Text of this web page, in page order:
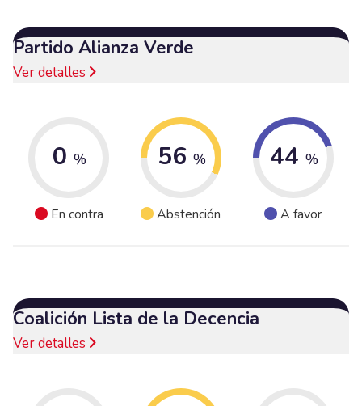
Partido Alianza Verde
Ver detalles
0 %
En contra
56 %
Abstención
44 %
A favor
Coalición Lista de la Decencia
Ver detalles